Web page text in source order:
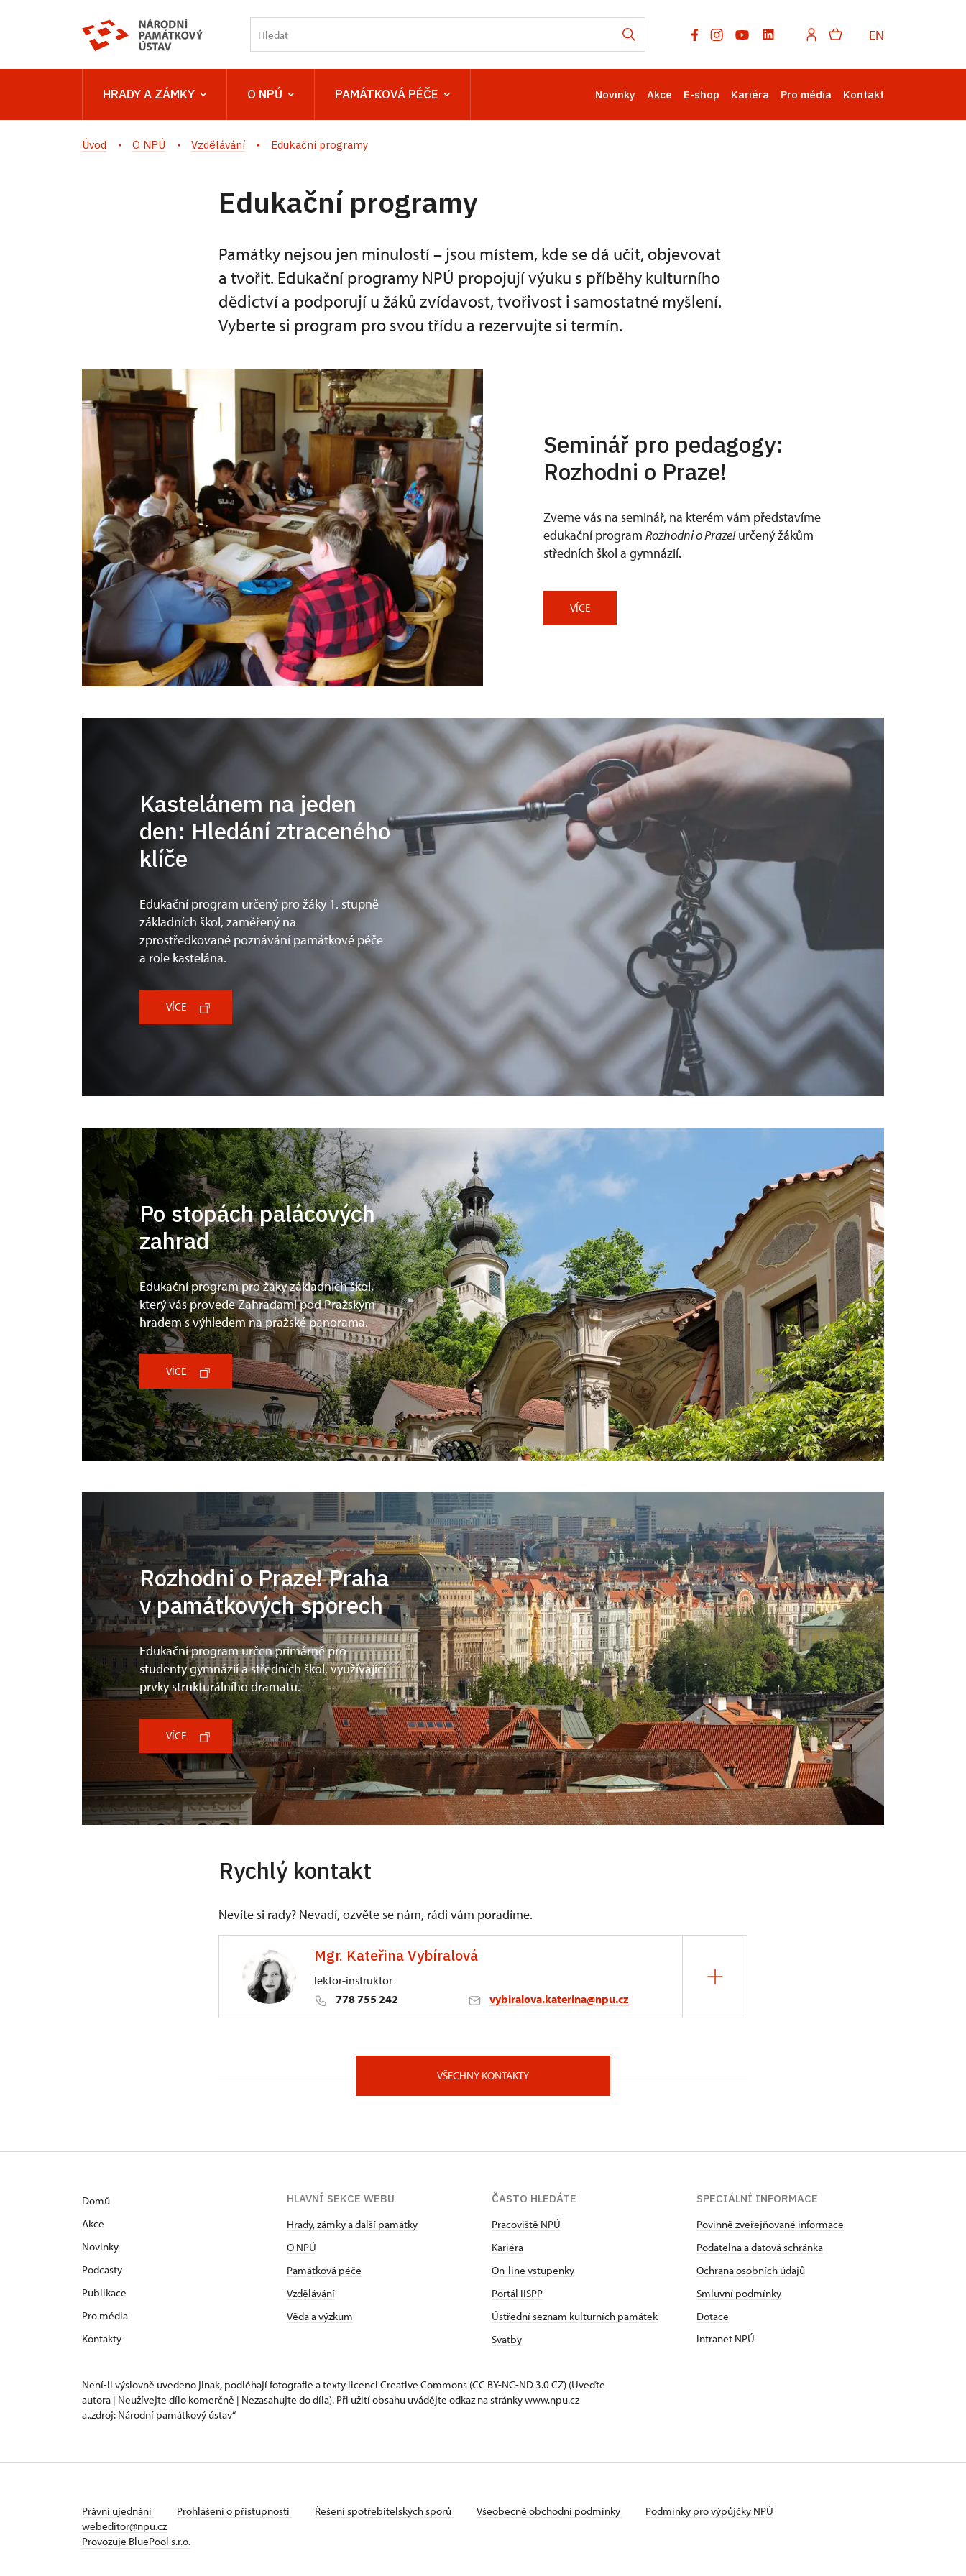
EN
HRADY A ZÁMKY O NPÚ PAMÁTKOVÁ PÉČE Novinky Akce E-shop Kariéra Pro média Kontakt
Úvod O NPÚ Vzdělávání Edukační programy
Edukační programy
Památky nejsou jen minulostí – jsou místem, kde se dá učit, objevovat
a tvořit. Edukační programy NPÚ propojují výuku s příběhy kulturního
dědictví a podporují u žáků zvídavost, tvořivost i samostatné myšlení.
Vyberte si program pro svou třídu a rezervujte si termín.
Seminář pro pedagogy:
Rozhodni o Praze!
Zveme vás na seminář, na kterém vám představíme
edukační program Rozhodni o Praze!určený žákům
středních škol a gymnázií.
VÍCE
Kastelánem na jeden
den: Hledání ztraceného
klíče
Edukační program určený pro žáky 1. stupně
základních škol, zaměřený na
zprostředkované poznávání památkové péče
a role kastelána.
VÍCE
Po stopách palácových
zahrad
Edukační program pro žáky základních škol,
který vás provede Zahradami pod Pražským
hradem s výhledem na pražské panorama.
VÍCE
Rozhodni o Praze! Praha
v památkových sporech
Edukační program určen primárně pro
studenty gymnázií a středních škol, využívající
prvky strukturálního dramatu.
VÍCE
Rychlý kontakt
Nevíte si rady? Nevadí, ozvěte se nám, rádi vám poradíme.
Mgr. Kateřina Vybíralová
lektor-instruktor
778 755 242
vybiralova.katerina@npu.cz
Liliová 219/5, Praha 11000
VŠECHNY KONTAKTY
Domů
Akce
Novinky
Podcasty
Publikace
Pro média
Kontakty
HLAVNÍ SEKCE WEBU
Hrady, zámky a další památky
O NPÚ
Památková péče
Vzdělávání
Věda a výzkum
ČASTO HLEDÁTE
Pracoviště NPÚ
Kariéra
On-line vstupenky
Portál IISPP
Ústřední seznam kulturních památek
Svatby
SPECIÁLNÍ INFORMACE
Povinně zveřejňované informace
Podatelna a datová schránka
Ochrana osobních údajů
Smluvní podmínky
Dotace
Intranet NPÚ
Není-li výslovně uvedeno jinak, podléhají fotografie a texty licenci Creative Commons (CC BY-NC-ND 3.0 CZ) (Uveďte
autora | Neužívejte dílo komerčně | Nezasahujte do díla). Při užití obsahu uvádějte odkaz na stránky www.npu.cz
a „zdroj: Národní památkový ústav“
Právní ujednání Prohlášení o přístupnosti Řešení spotřebitelských sporů Všeobecné obchodní podmínky
Podmínky pro výpůjčky NPÚ
webeditor@npu.cz
Provozuje BluePool s.r.o.